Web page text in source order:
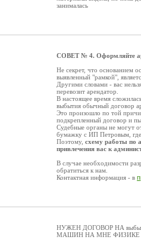
занималась
СОВЕТ № 4. Оформляйте
Не секрет, что основанием
выявленный "рамкой",
Другими словами - вас
перевозит арендатор.
В настоящее время
выбытия обычный договор
Это произошло по той
подкрепленный договор и
Судебные органы не могут
бумажку с ИП Петровым,
Поэтому, схему работы по
привлечения вас к
В случае необходимости
обратиться к нам.
Контактная информация - в
НУЖЕН ДОГОВОР НА
МАШИН НА МНЕ ФИЗИКЕ